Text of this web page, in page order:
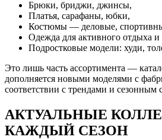
Брюки, бриджи, джинсы,
Платья, сарафаны, юбки,
Костюмы — деловые,
Одежда для активного отдыха и
Подростковые модели: худи,
Это лишь часть ассортимента —
дополняется новыми моделями с
соответствии с трендами и сезонным
АКТУАЛЬНЫЕ
КАЖДЫЙ СЕЗОН